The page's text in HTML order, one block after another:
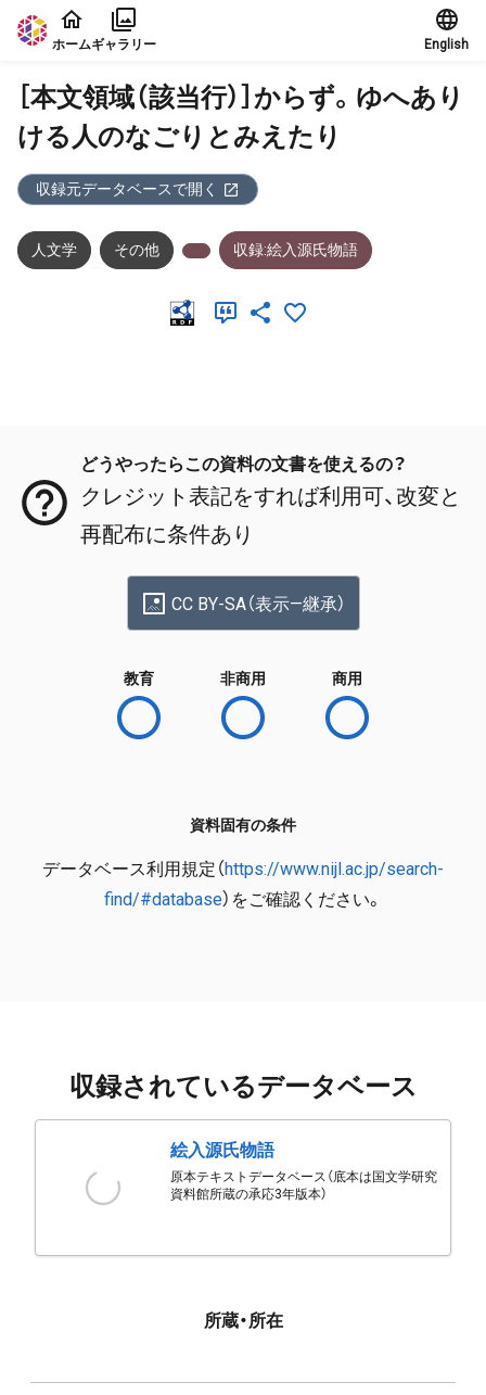
本文に飛ぶ
ホームギャラリー English
［本文領域（該当行）］からず。ゆへあり
ける人のなごりとみえたり
収録元データベースで開く
人文学 その他 収録:絵入源氏物語
どうやったらこの資料の文書を使えるの？
クレジット表記をすれば利用可、改変と
再配布に条件あり
CC BY-SA（表示—継承）
教育 非商用 商用
資料固有の条件
データベース利用規定（https://www.nijl.ac.jp/search-
find/#database）をご確認ください。
収録されているデータベース
絵入源氏物語
原本テキストデータベース（底本は国文学研究
資料館所蔵の承応3年版本）
所蔵・所在